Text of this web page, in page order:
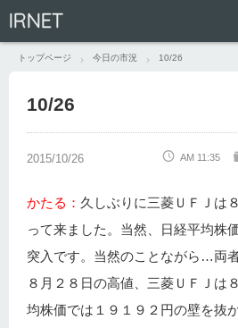
IRNET
トップページ 今日の市況 10/26
10/26
AM 11:35
かたる： 久しぶりに三菱ＵＦＪは
って来ました。当然、日経平均株
突入です。当然のことながら…両
８月２８日の高値、三菱ＵＦＪは
均株価では１９１９２円の壁を抜